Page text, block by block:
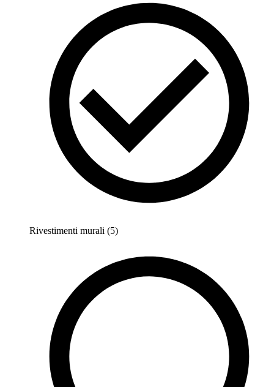
Rivestimenti murali (5)